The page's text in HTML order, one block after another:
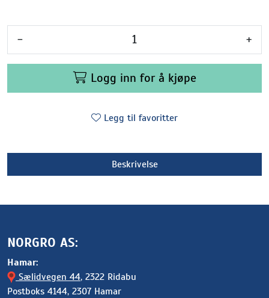
- +
Logg inn for å kjøpe
Legg til favoritter
Beskrivelse
NORGRO AS:
Hamar:
Sælidvegen 44, 2322 Ridabu
Postboks 4144, 2307 Hamar